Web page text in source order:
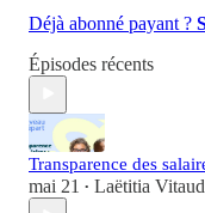
Déjà abonné payant ?
Épisodes récents
Transparence des
mai 21 • Laëtitia Vitaud